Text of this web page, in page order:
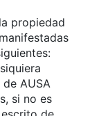
propiedad
AUSA
si no es